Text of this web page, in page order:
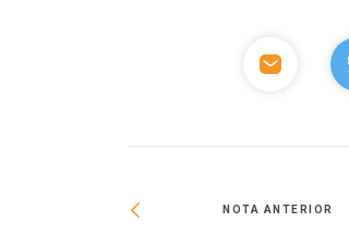
NOTA ANTERIOR